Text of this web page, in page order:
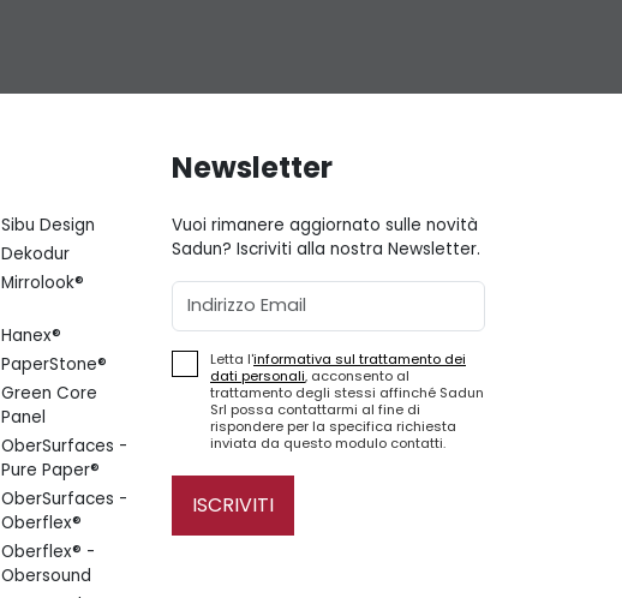
Sibu Design
Dekodur
Mirrolook®
Hanex®
PaperStone®
Green Core
Panel
OberSurfaces -
Pure Paper®
OberSurfaces -
Oberflex®
Oberflex® -
Obersound
Newsletter
Vuoi rimanere aggiornato sulle novità
Sadun? Iscriviti alla nostra Newsletter.
Email
Letta l'informativa sul trattamento dei
dati personali, acconsento al
trattamento degli stessi affinché Sadun
Srl possa contattarmi al fine di
rispondere per la specifica richiesta
inviata da questo modulo contatti.
ISCRIVITI